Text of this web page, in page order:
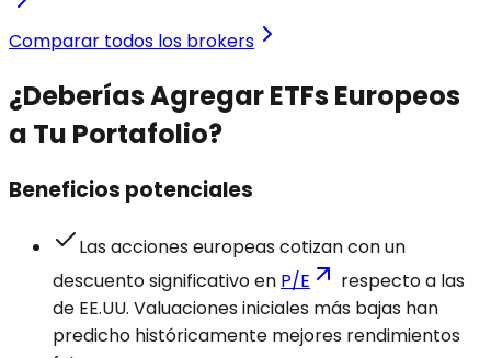
Comparar todos los brokers
¿Deberías Agregar ETFs Europeos
a Tu Portafolio?
Beneficios potenciales
Las acciones europeas cotizan con un
descuento significativo en P/E
respecto a las
de EE.UU. Valuaciones iniciales más bajas han
predicho históricamente mejores rendimientos